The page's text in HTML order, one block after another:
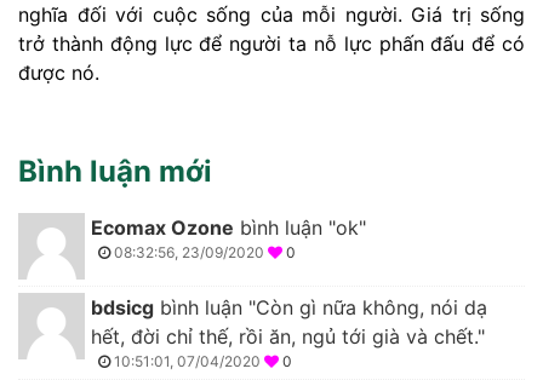
nghĩa đối với cuộc sống của mỗi người. Giá trị sống
trở thành động lực để người ta nỗ lực phấn đấu để có
được nó.
Bình luận mới
Ecomax Ozone bình luận "ok"
08:32:56, 23/09/2020 0
bdsicg bình luận "Còn gì nữa không, nói dạ
hết, đời chỉ thế, rồi ăn, ngủ tới già và chết."
10:51:01, 07/04/2020 0